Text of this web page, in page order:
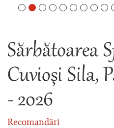
Sărbătoarea
Cuvioşi Sila,
- 2026
Recomandări